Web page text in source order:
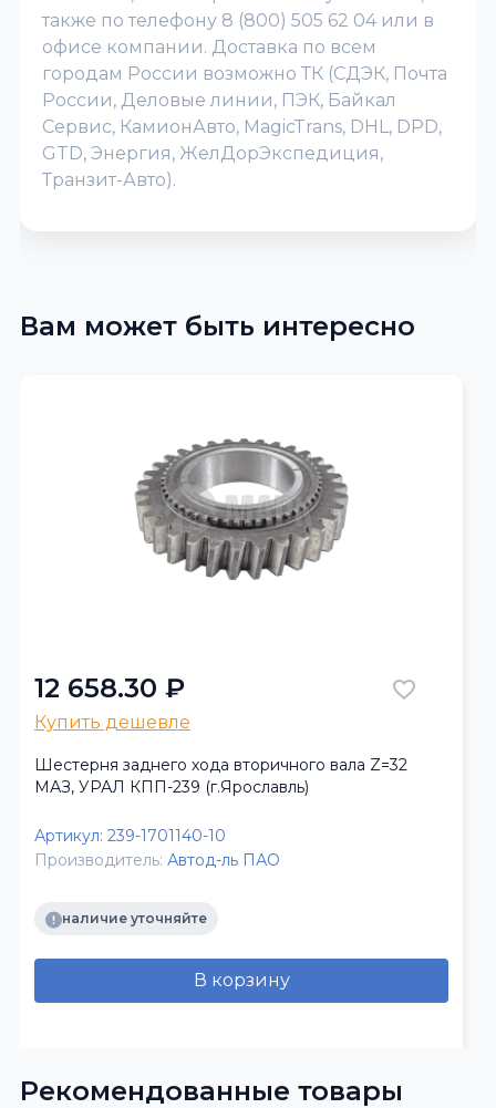
также по телефону 8 (800) 505 62 04 или в
офисе компании. Доставка по всем
городам России возможно ТК (СДЭК, Почта
России, Деловые линии, ПЭК, Байкал
Сервис, КамионАвто, MagicTrans, DHL, DPD,
GTD, Энергия, ЖелДорЭкспедиция,
Транзит-Авто).
Вам может быть интересно
12 658.30 ₽
Купить дешевле
Шестерня заднего хода вторичного вала Z=32
МАЗ, УРАЛ КПП-239 (г.Ярославль)
Артикул: 239-1701140-10
Производитель: Автод-ль ПАО
наличие уточняйте
В корзину
Рекомендованные товары